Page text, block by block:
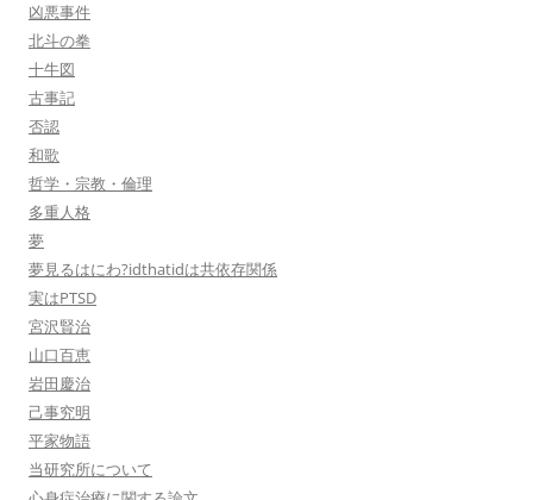
凶悪事件
北斗の拳
十牛図
古事記
否認
和歌
哲学・宗教・倫理
多重人格
夢
夢見るはにわ?idthatidは共依存関係
実はPTSD
宮沢賢治
山口百恵
岩田慶治
己事究明
平家物語
当研究所について